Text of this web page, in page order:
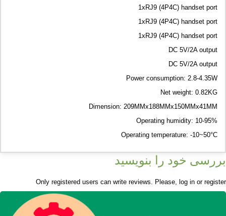
1xRJ9 (4P4C) handset port
1xRJ9 (4P4C) handset port
1xRJ9 (4P4C) handset port
DC 5V/2A output
DC 5V/2A output
Power consumption: 2.8-4.35W
Net weight: 0.82KG
Dimension: 209MMx188MMx150MMx41MM
Operating humidity: 10-95%
Operating temperature: -10~50°C
بررسی خود را بنویسید
Only registered users can write reviews. Please, log in or register